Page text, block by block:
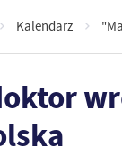
Kalendarz